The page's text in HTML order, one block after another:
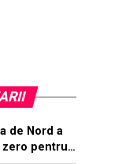
de Nord a
zero pentru…